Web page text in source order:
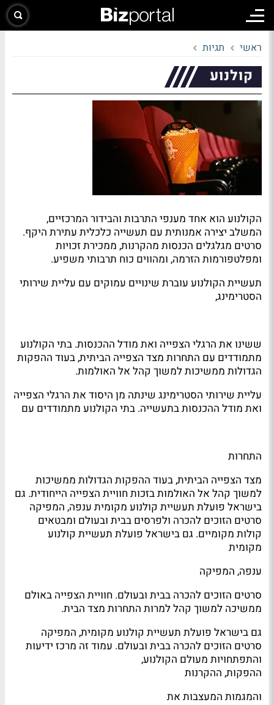
ראשי תגיות
קולנוע
הקולנוע הוא אחד מענפי התרבות והבידור המרכזיים,
המשלב יצירה אמנותית עם תעשייה כלכלית עתירת היקף.
סרטים מגלגלים הכנסות מהקרנות, ממכירת זכויות
ומפלטפורמות הזרמה, ומהווים כוח תרבותי משפיע.
תעשיית הקולנוע עוברת שינויים עמוקים עם עליית שירותי
הסטרימינג,
ששינו את הרגלי הצפייה ואת מודל ההכנסות. בתי הקולנוע
מתמודדים עם התחרות מצד הצפייה הביתית, בעוד ההפקות
הגדולות ממשיכות למשוך קהל אל האולמות.
עליית שירותי הסטרימינג שינתה מן היסוד את הרגלי הצפייה
ואת מודל ההכנסות בתעשייה. בתי הקולנוע מתמודדים עם
התחרות
מצד הצפייה הביתית, בעוד ההפקות הגדולות ממשיכות
למשוך קהל אל האולמות בזכות חוויית הצפייה הייחודית. גם
בישראל פועלת תעשיית קולנוע מקומית ענפה, המפיקה
סרטים הזוכים להכרה ולפרסים בבית ובעולם ומבטאים
קולות מקומיים. גם בישראל פועלת תעשיית קולנוע
מקומית
ענפה, המפיקה
סרטים הזוכים להכרה בבית ובעולם. חוויית הצפייה באולם
ממשיכה למשוך קהל למרות התחרות מצד הבית.
גם בישראל פועלת תעשיית קולנוע מקומית, המפיקה
סרטים הזוכים להכרה בבית ובעולם. עמוד זה מרכז ידיעות
והתפתחויות מעולם הקולנוע,
ההפקות, ההקרנות
והמגמות המעצבות את